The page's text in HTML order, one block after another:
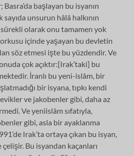
başlayan bu isyanın
unsurun hâlâ halkının
sürekli olarak onu tamamen yok
içinde yaşayan bu devletin
söz etmesi işte bu yüzdendir. Ve
çok açıktır:[Irak’taki] bu
İranlı bu yeni-islâm, bir
bir isyana, tıpkı kendi
ve jakobenler gibi, daha az
Ve yeniislâm sıfatıyla,
gibi, asla bir ayaklanma
Irak’ta ortaya çıkan bu isyan,
Bu isyandan kaçanları